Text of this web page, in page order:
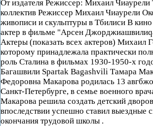
От издателя Режиссер: Михаил Чиаурели
коллектив Режиссер Михаил Чиаурели
живописи и скульптуры в Тбилиси В
актер в фильме "Арсен
Актеры (показать всех актеров) Михаил
которому принадлежала практически
роль Сталина в фильмах 1930-1950-х
Багашвили Spartak Bagashvili Тамара
Федоровна Макарова родилась 13
Санкт-Петербурге, в семье военного
Макарова решила создать детский
впоследствии успешно ставил выездные
окончания трудовой школы .